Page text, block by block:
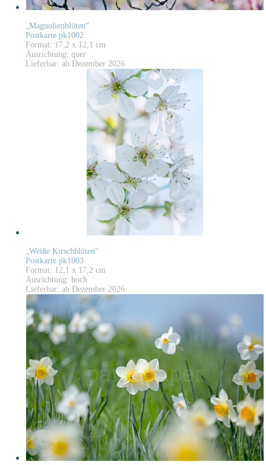
„Magnolienblüten“
Postkarte pk1002
Format: 17,2 x 12,1 cm
Ausrichtung: quer
Lieferbar: ab Dezember 2026
„Weiße Kirschblüten“
Postkarte pk1003
Format: 12,1 x 17,2 cm
Ausrichtung: hoch
Lieferbar: ab Dezember 2026